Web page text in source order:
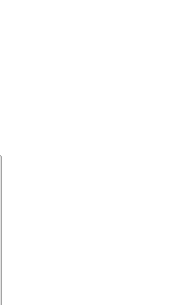
memória, a justiça e a dignidade